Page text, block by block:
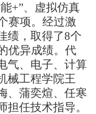
+”、虚拟仿真
赛项。经过激
绩，取得了8个
优异成绩。代
气、电子、计算
械工程学院王
、蒲奕煊、任寒
任技术指导。